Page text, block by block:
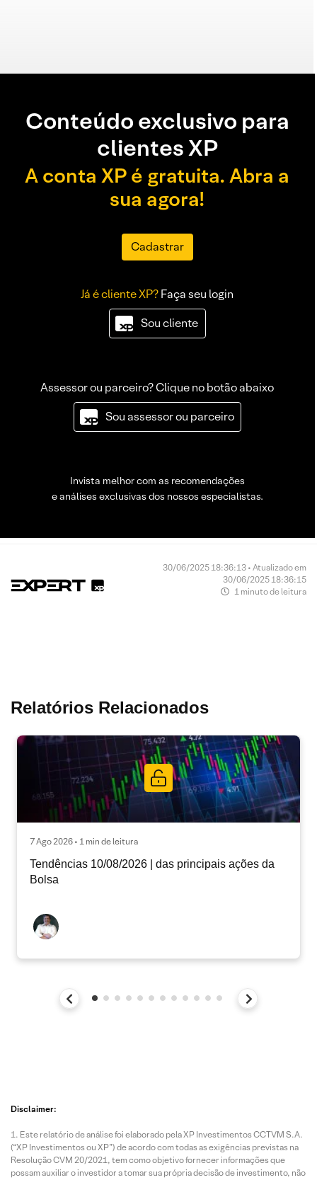
Conteúdo exclusivo para
clientes XP
A conta XP é gratuita. Abra a
sua agora!
Cadastrar
Já é cliente XP?Faça seu login
Sou cliente
Assessor ou parceiro? Clique no botão abaixo
Sou assessor ou parceiro
Invista melhor com as recomendações
e análises exclusivas dos nossos especialistas.
30/06/2025 18:36:13 • Atualizado em
30/06/2025 18:36:15
1 minuto de leitura
Relatórios Relacionados
7 Ago 2026 • 1 min de leitura
Tendências 10/08/2026 | das principais ações da
Bolsa
Disclaimer:
Este relatório de análise foi elaborado pela XP Investimentos CCTVM S.A.
(“XP Investimentos ou XP”) de acordo com todas as exigências previstas na
Resolução CVM 20/2021, tem como objetivo fornecer informações que
possam auxiliar o investidor a tomar sua própria decisão de investimento, não